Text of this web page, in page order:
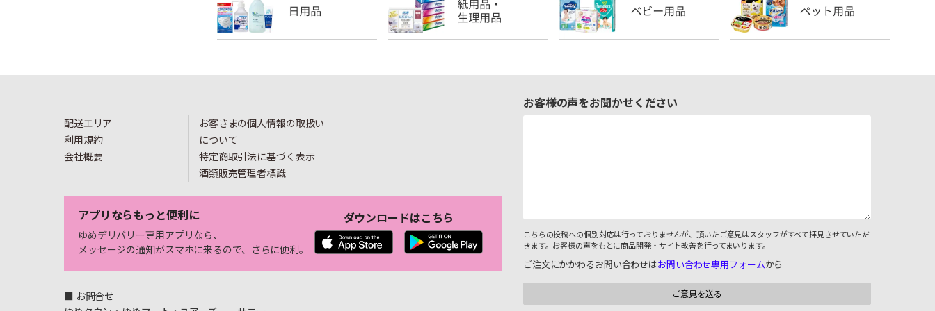
配送エリア
利用規約
会社概要
お客さまの個人情報の取扱い
について
特定商取引法に基づく表示
酒類販売管理者標識
アプリならもっと便利に
ゆめデリバリー専用アプリなら、
メッセージの通知がスマホに来るので、さらに便利。
ダウンロードはこちら
■ お問合せ
お客様の声をお聞かせください
こちらの投稿への個別対応は行っておりませんが、頂いたご意見はスタッフがすべて拝見させていただ
きます。お客様の声をもとに商品開発・サイト改善を行ってまいります。
ご注文にかかわるお問い合わせはお問い合わせ専用フォームから